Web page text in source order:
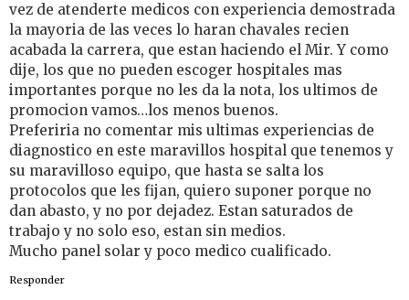
vez de atenderte medicos con experiencia demostrada
la mayoria de las veces lo haran chavales recien
acabada la carrera, que estan haciendo el Mir. Y como
dije, los que no pueden escoger hospitales mas
importantes porque no les da la nota, los ultimos de
promocion vamos…los menos buenos.
Preferiria no comentar mis ultimas experiencias de
diagnostico en este maravillos hospital que tenemos y
su maravilloso equipo, que hasta se salta los
protocolos que les fijan, quiero suponer porque no
dan abasto, y no por dejadez. Estan saturados de
trabajo y no solo eso, estan sin medios.
Mucho panel solar y poco medico cualificado.
Responder